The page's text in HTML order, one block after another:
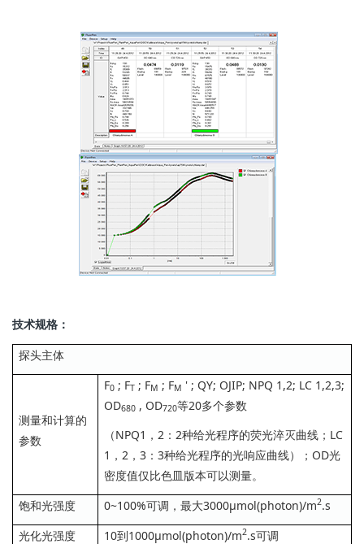
技术规格：
探头主体
测量和计算的
参数
F0 ; FT ; FM ; FM ' ; QY; OJIP; NPQ 1,2; LC 1,2,3;
OD680 , OD720等20多个参数
（NPQ1，2：2种给光程序的荧光淬灭曲线；LC
1，2，3：3种给光程序的光响应曲线）；OD光
密度值仅比色皿版本可以测量。
饱和光强度
0~100%可调，最大3000µmol(photon)/m2.s
光化光强度
10到1000µmol(photon)/m2.s可调